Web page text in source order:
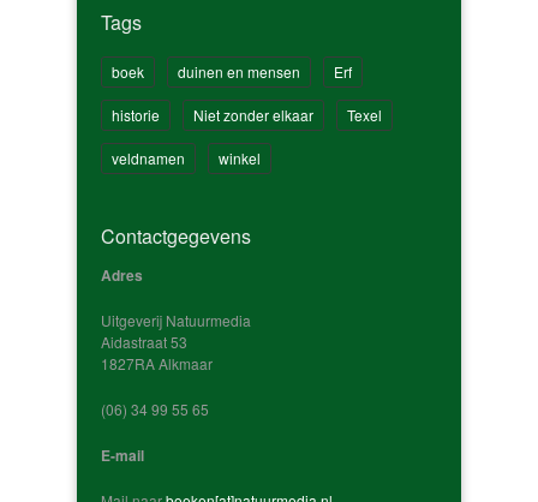
Tags
boek duinen en mensen Erf
historie Niet zonder elkaar Texel
veldnamen winkel
Contactgegevens
Adres
Uitgeverij Natuurmedia
Aidastraat 53
1827RA Alkmaar
‭(06) 34 99 55 65‬
E-mail